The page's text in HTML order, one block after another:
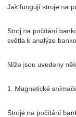
Jak fungují stroje na
Stroj na počítání
světla k analýze
Níže jsou uvedeny
1. Magnetické
Stroje na počítání